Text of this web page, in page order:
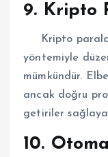
9. Kripto
Kripto
yöntemiyle
mümkündür.
ancak doğru
getiriler
10.